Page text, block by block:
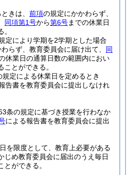
きは、 前項の規定にかかわらず、
同項第1号から第6号までの休業日
定により学期を2学期とした場合
らず、教育委員会に届け出て、 同
休業日の通算日数の範囲内におい
とができる。
規定による休業日を定めるとき
告書を教育委員会に提出しなけれ
条の規定に基づき授業を行わなか
による報告書を教育委員会に提出
を限度として、教育上必要がある
じめ教育委員会に届出のうえ毎日
ができる。